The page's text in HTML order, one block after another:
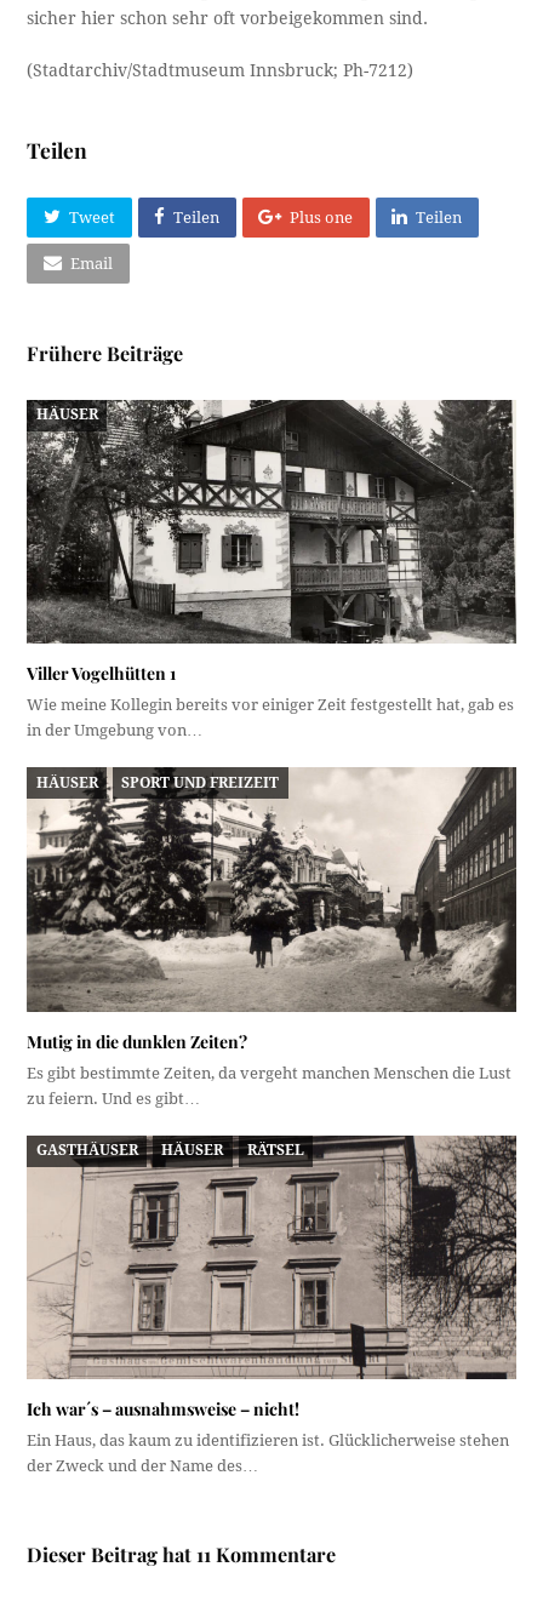
sicher hier schon sehr oft vorbeigekommen sind.
(Stadtarchiv/Stadtmuseum Innsbruck; Ph-7212)
Teilen
Tweet Teilen Plus one Teilen
Email
Frühere Beiträge
HÄUSER
Viller Vogelhütten 1
Wie meine Kollegin bereits vor einiger Zeit festgestellt hat, gab es
in der Umgebung von…
HÄUSER SPORT UND FREIZEIT
Mutig in die dunklen Zeiten?
Es gibt bestimmte Zeiten, da vergeht manchen Menschen die Lust
zu feiern. Und es gibt…
GASTHÄUSER HÄUSER RÄTSEL
Ich war´s – ausnahmsweise – nicht!
Ein Haus, das kaum zu identifizieren ist. Glücklicherweise stehen
der Zweck und der Name des…
Dieser Beitrag hat 11 Kommentare